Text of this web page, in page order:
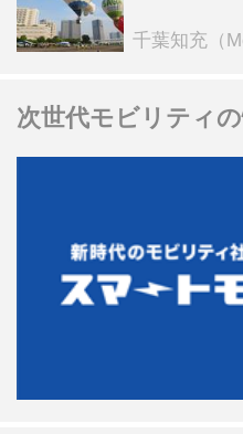
ンテンツも
千葉知充（
次世代モビリティ